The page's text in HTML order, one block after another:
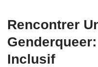
Rencontrer
Inclusif